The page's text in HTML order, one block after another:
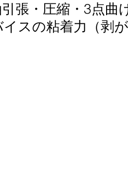
張・圧縮・3点曲
スの粘着力（剥